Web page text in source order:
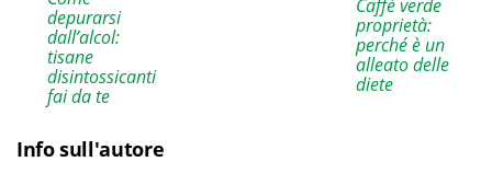
depurarsi
dall’alcol:
tisane
disintossicanti
fai da te
Caffè verde
proprietà:
perché è un
alleato delle
diete
Info sull'autore